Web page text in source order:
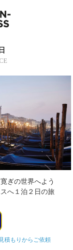
ぎの世界へよう
へ１泊２日の旅
積もりからご依頼